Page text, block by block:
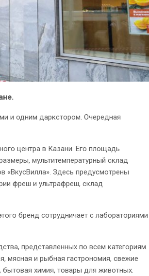
и одним даркстором. Очередная
центра в Казани. Его площадь
мультитемпературный склад
«ВкусВилла». Здесь предусмотрены
фреш и ультрафреш, склад
бренд сотрудничает с лабораториями
представленных по всем категориям.
мясная и рыбная гастрономия, свежие
химия, товары для животных.